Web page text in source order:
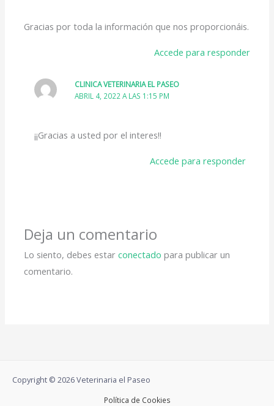
Gracias por toda la información que nos proporcionáis.
Accede para responder
CLINICA VETERINARIA EL PASEO
ABRIL 4, 2022 A LAS 1:15 PM
¡¡Gracias a usted por el interes!!
Accede para responder
Deja un comentario
Lo siento, debes estarconectado para publicar un
comentario.
Copyright © 2026 Veterinaria el Paseo
Política de Cookies